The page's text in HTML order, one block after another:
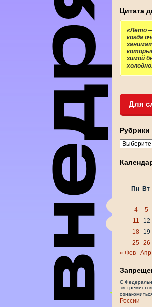
Цитата
«Лето
когда
зимой
Для
Рубрики
Рубрики
Пн Вт
4
5
11
12
18
19
25
26
« Фев
С
России